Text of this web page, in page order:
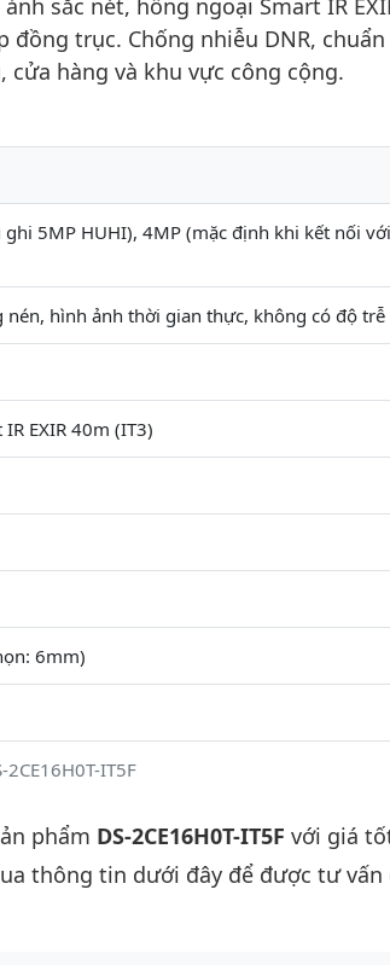
ảnh sắc nét, hồng ngoại Smart IR
trục. Chống nhiễu DNR, chuẩn
hàng và khu vực công cộng.
IT5F
5MP HUHI), 4MP (mặc định khi kết nối
nén, hình ảnh thời gian thực, không có độ trễ
EXIR 40m (IT3)
6mm)
phẩm DS-2CE16H0T-IT5F với giá
thông tin dưới đây để được tư vấn